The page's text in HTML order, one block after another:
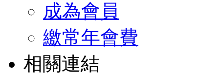
成為會員
繳常年會費
相關連結